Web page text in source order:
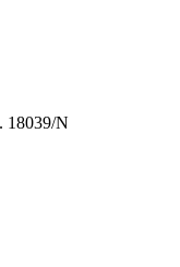
18039/N